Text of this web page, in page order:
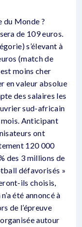
du Monde ?
de 109 euros.
s’élevant à
(match de
moins cher
en valeur absolue
des salaires les
sud-africain
Anticipant
ont
120 000
des 3 millions de
défavorisés »
ils choisis,
été annoncé à
de l’épreuve
autour